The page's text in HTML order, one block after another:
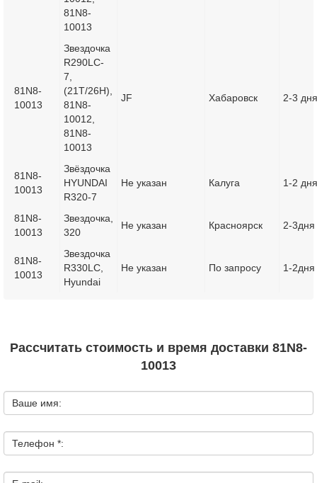
81N8-
10013
81N8-
10013
Звездочка
R290LC-
7,
(21T/26H),
81N8-
10012,
81N8-
10013
JF Хабаровск 2-3 дня
81N8-
10013
Звёздочка
HYUNDAI
R320-7
Не указан Калуга 1-2 дня
81N8-
10013
Звездочка,
320
Не указан Красноярск 2-3дня
81N8-
10013
Звездочка
R330LC,
Hyundai
Не указан По запросу 1-2дня
Рассчитать стоимость и время доставки 81N8-
10013
Ваше имя:
Телефон *: